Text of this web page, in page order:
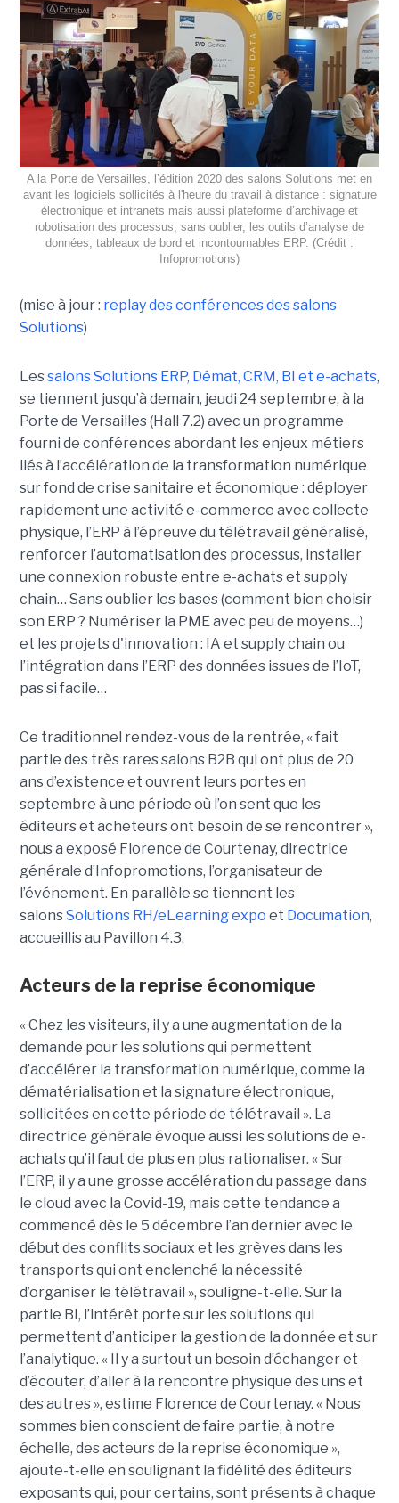
A la Porte de Versailles, l’édition 2020 des salons Solutions met en
avant les logiciels sollicités à l'heure du travail à distance : signature
électronique et intranets mais aussi plateforme d’archivage et
robotisation des processus, sans oublier, les outils d’analyse de
données, tableaux de bord et incontournables ERP. (Crédit :
Infopromotions)
(mise à jour : replay des conférences des salons
Solutions)
Lessalons Solutions ERP, Démat, CRM, BI et e-achats,
se tiennent jusqu’à demain, jeudi 24 septembre, à la
Porte de Versailles (Hall 7.2) avec un programme
fourni de conférences abordant les enjeux métiers
liés à l’accélération de la transformation numérique
sur fond de crise sanitaire et économique : déployer
rapidement une activité e-commerce avec collecte
physique, l’ERP à l’épreuve du télétravail généralisé,
renforcer l’automatisation des processus, installer
une connexion robuste entre e-achats et supply
chain… Sans oublier les bases (comment bien choisir
son ERP ? Numériser la PME avec peu de moyens…)
et les projets d'innovation : IA et supply chain ou
l’intégration dans l’ERP des données issues de l’IoT,
pas si facile…
Ce traditionnel rendez-vous de la rentrée, « fait
partie des très rares salons B2B qui ont plus de 20
ans d’existence et ouvrent leurs portes en
septembre à une période où l’on sent que les
éditeurs et acheteurs ont besoin de se rencontrer »,
nous a exposé Florence de Courtenay, directrice
générale d’Infopromotions, l’organisateur de
l’événement. En parallèle se tiennent les
salonsSolutions RH/eLearning expo et Documation,
accueillis au Pavillon 4.3.
Acteurs de la reprise économique
« Chez les visiteurs, il y a une augmentation de la
demande pour les solutions qui permettent
d’accélérer la transformation numérique, comme la
dématérialisation et la signature électronique,
sollicitées en cette période de télétravail ». La
directrice générale évoque aussi les solutions de e-
achats qu’il faut de plus en plus rationaliser. « Sur
l’ERP, il y a une grosse accélération du passage dans
le cloud avec la Covid-19, mais cette tendance a
commencé dès le 5 décembre l’an dernier avec le
début des conflits sociaux et les grèves dans les
transports qui ont enclenché la nécessité
d’organiser le télétravail », souligne-t-elle. Sur la
partie BI, l’intérêt porte sur les solutions qui
permettent d’anticiper la gestion de la donnée et sur
l’analytique. « Il y a surtout un besoin d’échanger et
d’écouter, d’aller à la rencontre physique des uns et
des autres », estime Florence de Courtenay. « Nous
sommes bien conscient de faire partie, à notre
échelle, des acteurs de la reprise économique »,
ajoute-t-elle en soulignant la fidélité des éditeurs
exposants qui, pour certains, sont présents à chaque